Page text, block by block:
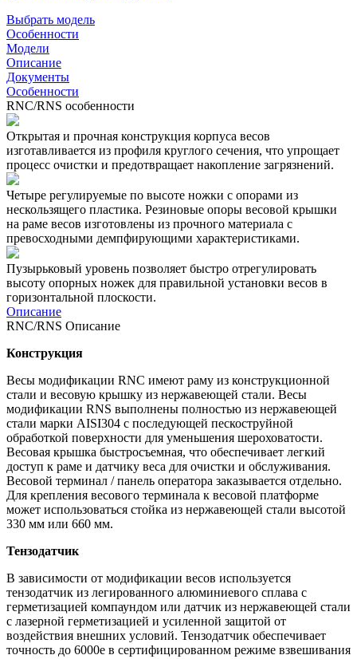
Выбрать модель
Особенности
Модели
Описание
Документы
Особенности
RNC/RNS особенности
Открытая и прочная конструкция корпуса весов
изготавливается из профиля круглого сечения, что упрощает
процесс очистки и предотвращает накопление загрязнений.
Четыре регулируемые по высоте ножки с опорами из
нескользящего пластика. Резиновые опоры весовой крышки
на раме весов изготовлены из прочного материала с
превосходными демпфирующими характеристиками.
Пузырьковый уровень позволяет быстро отрегулировать
высоту опорных ножек для правильной установки весов в
горизонтальной плоскости.
Описание
RNC/RNS Описание
Конструкция
Весы модификации RNC имеют раму из конструкционной
стали и весовую крышку из нержавеющей стали. Весы
модификации RNS выполнены полностью из нержавеющей
стали марки AISI304 с последующей пескоструйной
обработкой поверхности для уменьшения шероховатости.
Весовая крышка быстросъемная, что обеспечивает легкий
доступ к раме и датчику веса для очистки и обслуживания.
Весовой терминал / панель оператора заказывается отдельно.
Для крепления весового терминала к весовой платформе
может использоваться стойка из нержавеющей стали высотой
330 мм или 660 мм.
Тензодатчик
В зависимости от модификации весов используется
тензодатчик из легированного алюминиевого сплава с
герметизацией компаундом или датчик из нержавеющей стали
с лазерной герметизацией и усиленной защитой от
воздействия внешних условий. Тензодатчик обеспечивает
точность до 6000е в сертифицированном режиме взвешивания